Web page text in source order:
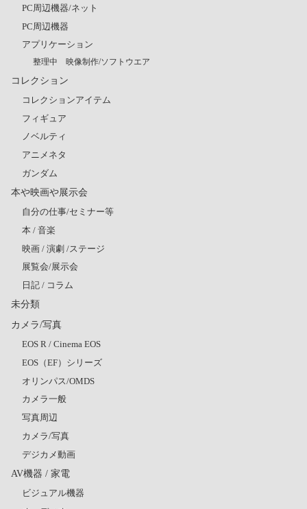
PC周辺機器/ネット
PC周辺機器
アプリケーション
整理中 映像制作/ソフトウエア
コレクション
コレクションアイテム
フィギュア
ノベルティ
アニメネタ
ガンダム
本や映画や展示会
自分の仕事/セミナー等
本 / 音楽
映画 / 演劇 /ステージ
展覧会/展示会
日記 / コラム
未分類
カメラ/写真
EOS R / Cinema EOS
EOS（EF）シリーズ
オリンパス/OMDS
カメラ一般
写真周辺
カメラ/写真
デジカメ動画
AV機器 / 家電
ビジュアル機器